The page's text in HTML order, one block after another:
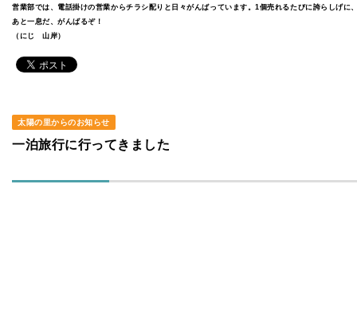
営業部では、電話掛けの営業からチラシ配りと日々がんばっています。1個売れるたびに誇らしげ
あと一息だ、がんばるぞ！
（にじ 山岸）
太陽の里からのお知らせ
一泊旅行に行ってきました